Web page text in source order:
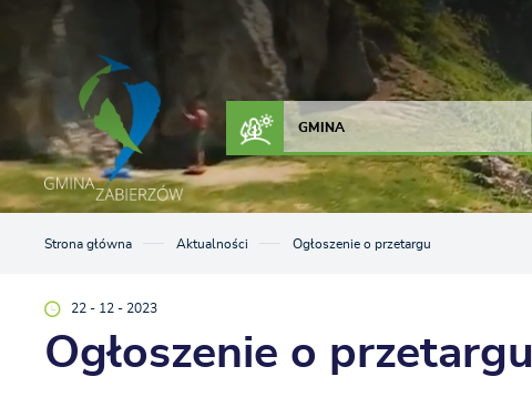
Przejdź do menu.
Przejdź do wyszukiwarki.
Przejdź do treści.
Przejdź do ustawień wielkości czcionki.
Włącz wersję kontrastową strony.
GMINA
Strona główna Aktualności Ogłoszenie o przetargu
22 - 12 - 2023
Ogłoszenie o przetargu